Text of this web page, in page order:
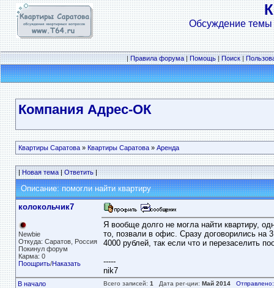
Обсуждение темы
|Правила форума|Помощь|Поиск|
Компания Адрес-ОК
Квартиры Саратова» Квартиры Саратова» Аренда
|Новая тема|Ответить|
Описание: помогли найти квартиру
колокольчик7
Newbie
Откуда: Саратов, Россия
Покинул форум
Карма: 0
Поощрить/Наказать
Я вообще долго не могла найти квартиру,
то, позвали в офис. Сразу договорились на
4000 рублей, так если что и перезаселить
-----
nik7
В начало Всего записей: 1 Дата рег-ции: Май 2014 Отправлено: